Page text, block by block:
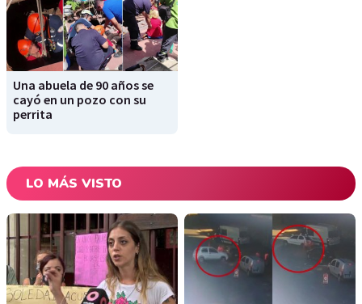
Una abuela de 90 años se
cayó en un pozo con su
perrita
LO MÁS VISTO